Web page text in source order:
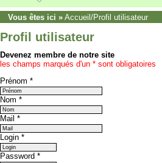
Vous êtes ici » Accueil/Profil utilisateur
Profil utilisateur
Devenez membre de notre site
les champs marqués d'un * sont obligatoires
Prénom *
Nom *
Mail *
Login *
Password *